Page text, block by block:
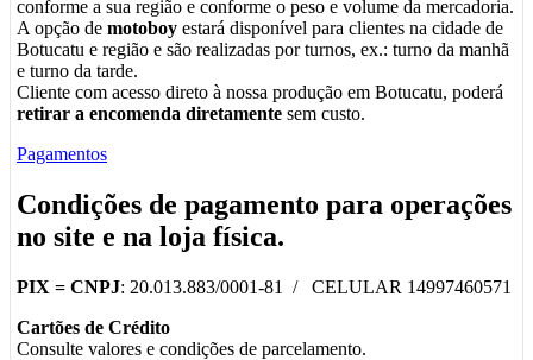
conforme a sua região e conforme o peso e volume da mercadoria.
A opção de motoboy estará disponível para clientes na cidade de
Botucatu e região e são realizadas por turnos, ex.: turno da manhã
e turno da tarde.
Cliente com acesso direto à nossa produção em Botucatu, poderá
retirar a encomenda diretamente sem custo.
Pagamentos
Condições de pagamento para operações
no site e na loja física.
PIX = CNPJ: 20.013.883/0001-81 / CELULAR 14997460571
Cartões de Crédito
Consulte valores e condições de parcelamento.